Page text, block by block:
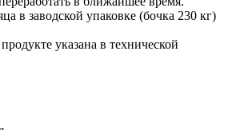
в заводской упаковке (бочка 230 кг)
указана в технической